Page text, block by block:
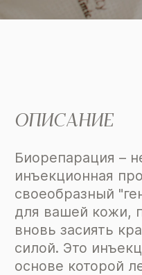
ОПИСАНИЕ
Биорепарация –
инъекционная
своеобразный
для вашей кожи,
вновь засиять
силой. Это
основе которой